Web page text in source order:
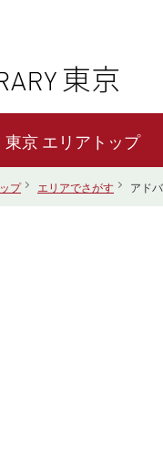
エリアトップ
プ エリアでさがす アド